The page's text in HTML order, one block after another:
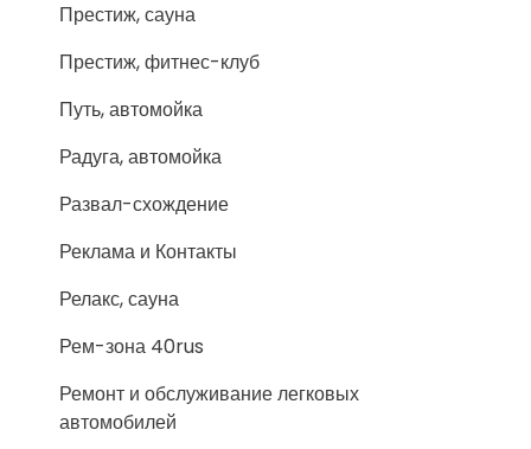
Престиж, сауна
Престиж, фитнес-клуб
Путь, автомойка
Радуга, автомойка
Развал-схождение
Реклама и Контакты
Релакс, сауна
Рем-зона 40rus
Ремонт и обслуживание легковых
автомобилей